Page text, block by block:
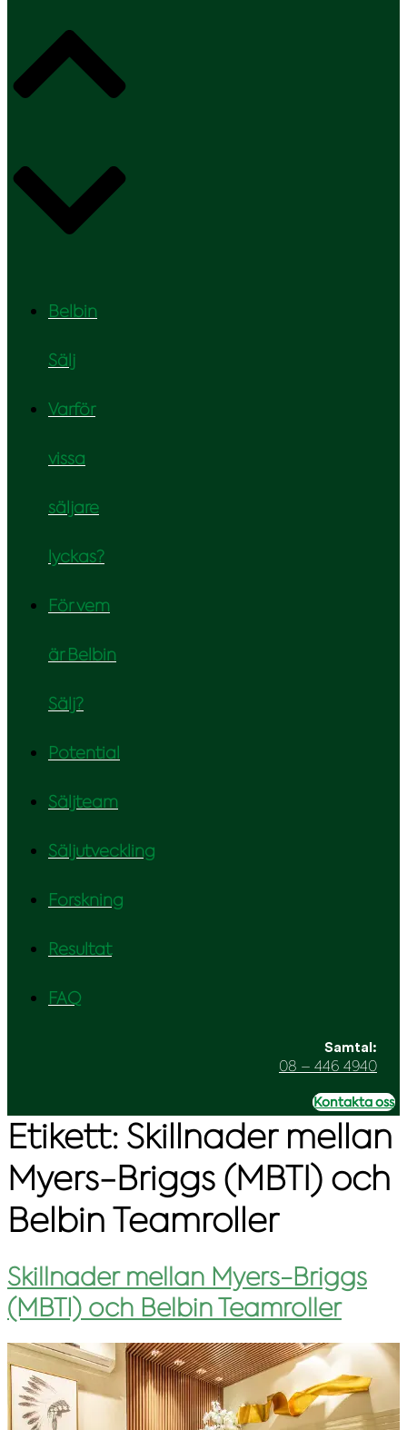
Belbin
Sälj
Varför
vissa
säljare
lyckas?
För vem
är Belbin
Sälj?
Potential
Säljteam
Säljutveckling
Forskning
Resultat
FAQ
Samtal:
08 – 446 4940
Kontakta oss
Etikett: Skillnader mellan
Myers-Briggs (MBTI) och
Belbin Teamroller
Skillnader mellan Myers-Briggs
(MBTI) och Belbin Teamroller